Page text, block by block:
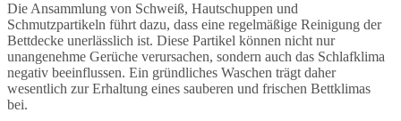
Die Ansammlung von Schweiß, Hautschuppen und
Schmutzpartikeln führt dazu, dass eine regelmäßige Reinigung der
Bettdecke unerlässlich ist. Diese Partikel können nicht nur
unangenehme Gerüche verursachen, sondern auch das Schlafklima
negativ beeinflussen. Ein gründliches Waschen trägt daher
wesentlich zur Erhaltung eines sauberen und frischen Bettklimas
bei.